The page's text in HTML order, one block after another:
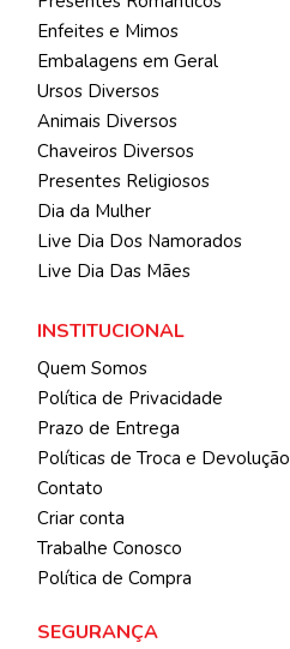
Enfeites e Mimos
Embalagens em Geral
Ursos Diversos
Animais Diversos
Chaveiros Diversos
Presentes Religiosos
Dia da Mulher
Live Dia Dos Namorados
Live Dia Das Mães
INSTITUCIONAL
Quem Somos
Política de Privacidade
Prazo de Entrega
Políticas de Troca e Devolução
Contato
Criar conta
Trabalhe Conosco
Política de Compra
SEGURANÇA